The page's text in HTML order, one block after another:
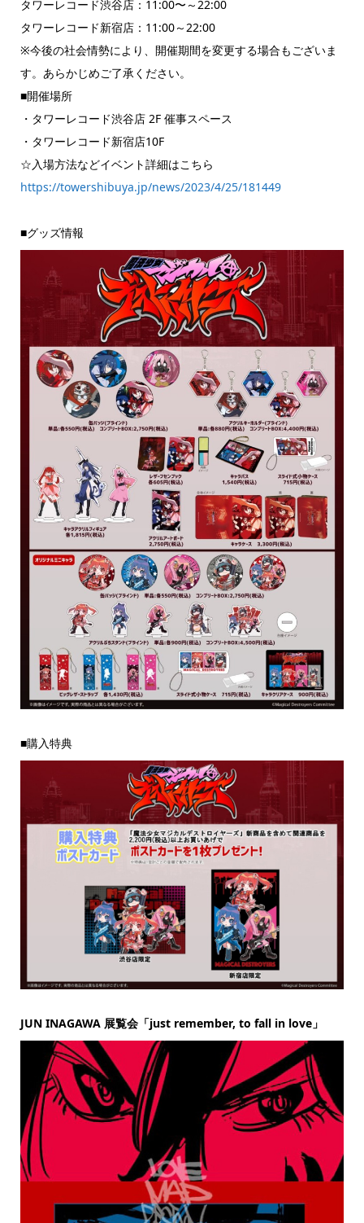
タワーレコード渋谷店：11:00〜～22:00
タワーレコード新宿店：11:00～22:00
※今後の社会情勢により、開催期間を変更する場合もございま
す。あらかじめご了承ください。
■開催場所
・タワーレコード渋谷店 2F 催事スペース
・タワーレコード新宿店10F
☆入場方法などイベント詳細はこちら
https://towershibuya.jp/news/2023/4/25/181449
■グッズ情報
■購入特典
JUN INAGAWA 展覧会「just remember, to fall in love」